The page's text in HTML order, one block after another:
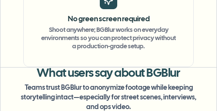
No green screen required
Shoot anywhere; BGBlur works on everyday
environments so you can protect privacy without
a production-grade setup.
What users say about BGBlur
Teams trust BGBlur to anonymize footage while keeping
storytelling intact—especially for street scenes, interviews,
and ops video.
The blur tools are a lifesaver — I can softly
blur distracting backgrounds and
automatically anonymize license plates in
Sarah Johnson